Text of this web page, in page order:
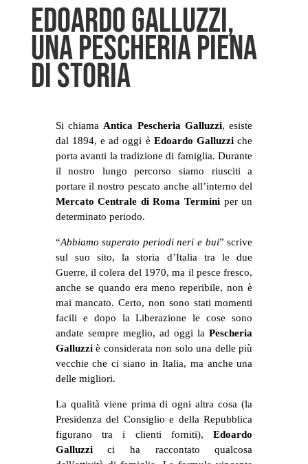
EDOARDO GALLUZZI,
UNA PESCHERIA PIENA
DI STORIA
Si chiamaAntica Pescheria Galluzzi, esiste
dal 1894, e ad oggi è Edoardo Galluzziche
porta avanti la tradizione di famiglia. Durante
il nostro lungo percorso siamo riusciti a
portare il nostro pescato anche all’interno del
Mercato Centrale di Roma Termini per un
determinato periodo.
“Abbiamo superato periodi neri e bui” scrive
sul suo sito, la storia d’Italia tra le due
Guerre, il colera del 1970, ma il pesce fresco,
anche se quando era meno reperibile, non è
mai mancato. Certo, non sono stati momenti
facili e dopo la Liberazione le cose sono
andate sempre meglio, ad oggi laPescheria
Galluzziè considerata non solo una delle più
vecchie che ci siano in Italia, ma anche una
delle migliori.
La qualità viene prima di ogni altra cosa (la
Presidenza del Consiglio e della Repubblica
figurano tra i clienti forniti), Edoardo
Galluzzici ha raccontato qualcosa